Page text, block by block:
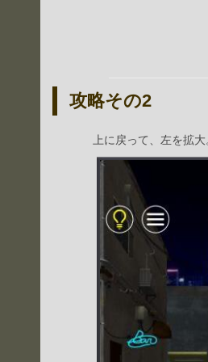
攻略その2
上に戻って、左を拡大